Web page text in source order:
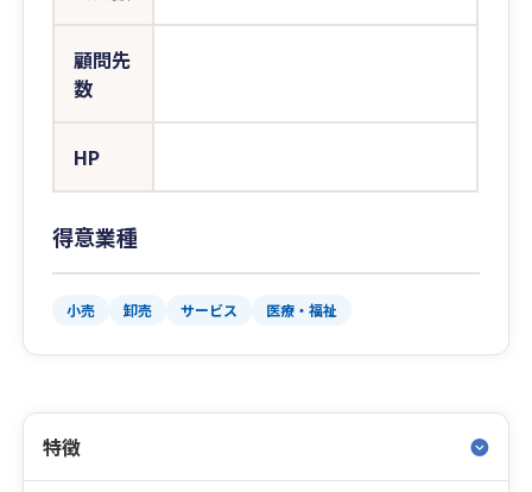
顧問先
数
HP
得意業種
小売 卸売 サービス 医療・福祉
特徴